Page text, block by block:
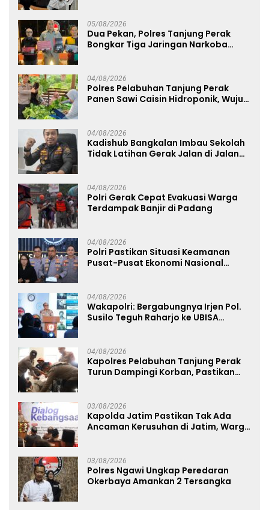
05/08/2026
Dua Pekan, Polres Tanjung Perak
Bongkar Tiga Jaringan Narkoba
04/08/2026
Polres Pelabuhan Tanjung Perak
Panen Sawi Caisin Hidroponik, Wujud
04/08/2026
Kadishub Bangkalan Imbau Sekolah
Tidak Latihan Gerak Jalan di Jalan
04/08/2026
Polri Gerak Cepat Evakuasi Warga
Terdampak Banjir di Padang
04/08/2026
Polri Pastikan Situasi Keamanan
Pusat-Pusat Ekonomi Nasional
04/08/2026
Wakapolri: Bergabungnya Irjen Pol.
Susilo Teguh Raharjo ke UBISA
04/08/2026
Kapolres Pelabuhan Tanjung Perak
Turun Dampingi Korban, Pastikan
03/08/2026
Kapolda Jatim Pastikan Tak Ada
Ancaman Kerusuhan di Jatim, Warga
03/08/2026
Polres Ngawi Ungkap Peredaran
Okerbaya Amankan 2 Tersangka